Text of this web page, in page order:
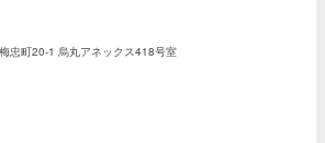
忠町20-1 烏丸アネックス418号室